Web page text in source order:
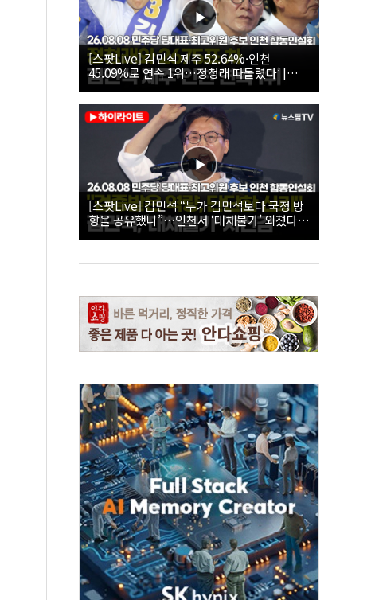
[스팟Live] 김민석 제주 52.64%·인천
45.09%로 연속 1위…정청래 따돌렸다’ |
26.08.08 더불어민주당 당대표·최고위원 후
보 인천 합동연설회
[스팟Live] 김민석 “누가 김민석보다 국정 방
향을 공유했나”…인천서 ‘대체불가’ 외쳤다 |
26.08.08 더불어민주당 당대표·최고위원 후